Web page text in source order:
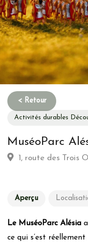
Activités durables
MuséoParc
1, route des Trois
Aperçu
Le MuséoParc Alésia
ce qui s’est